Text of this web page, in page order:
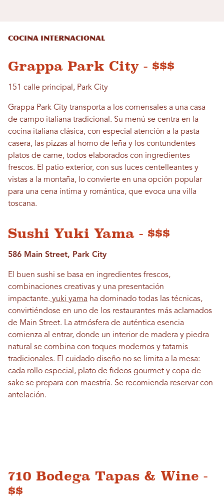
Cocina internacional
Grappa Park City - $$$
151 calle principal, Park City
Grappa Park City transporta a los comensales a una casa
de campo italiana tradicional. Su menú se centra en la
cocina italiana clásica, con especial atención a la pasta
casera, las pizzas al horno de leña y los contundentes
platos de carne, todos elaborados con ingredientes
frescos. El patio exterior, con sus luces centelleantes y
vistas a la montaña, lo convierte en una opción popular
para una cena íntima y romántica, que evoca una villa
toscana.
Sushi Yuki Yama - $$$
586 Main Street, Park City
El buen sushi se basa en ingredientes frescos,
combinaciones creativas y una presentación
impactante. yuki yama ha dominado todas las técnicas,
convirtiéndose en uno de los restaurantes más aclamados
de Main Street. La atmósfera de auténtica esencia
comienza al entrar, donde un interior de madera y piedra
natural se combina con toques modernos y tatamis
tradicionales. El cuidado diseño no se limita a la mesa:
cada rollo especial, plato de fideos gourmet y copa de
sake se prepara con maestría. Se recomienda reservar con
antelación.
710 Bodega Tapas & Wine -
$$